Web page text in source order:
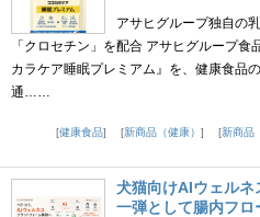
アサヒグループ独自の
「クロセチン」を配合 アサヒグループ
カラケア睡眠プレミアム』を、健康食品
通……
健康食品
新商品（健康） 新商品
犬猫向けAIウェルネ
一弾として腸内フ